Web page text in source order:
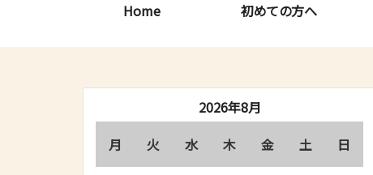
Home 初めての方へ
2026年8月
月
火 水 木 金 土 日